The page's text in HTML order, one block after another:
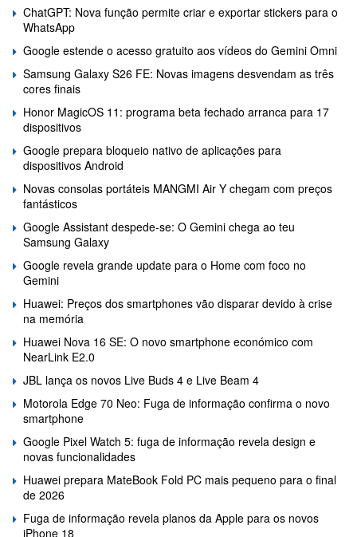
ChatGPT: Nova função permite criar e exportar stickers para o
WhatsApp
Google estende o acesso gratuito aos vídeos do Gemini Omni
Samsung Galaxy S26 FE: Novas imagens desvendam as três
cores finais
Honor MagicOS 11: programa beta fechado arranca para 17
dispositivos
Google prepara bloqueio nativo de aplicações para
dispositivos Android
Novas consolas portáteis MANGMI Air Y chegam com preços
fantásticos
Google Assistant despede-se: O Gemini chega ao teu
Samsung Galaxy
Google revela grande update para o Home com foco no
Gemini
Huawei: Preços dos smartphones vão disparar devido à crise
na memória
Huawei Nova 16 SE: O novo smartphone económico com
NearLink E2.0
JBL lança os novos Live Buds 4 e Live Beam 4
Motorola Edge 70 Neo: Fuga de informação confirma o novo
smartphone
Google Pixel Watch 5: fuga de informação revela design e
novas funcionalidades
Huawei prepara MateBook Fold PC mais pequeno para o final
de 2026
Fuga de informação revela planos da Apple para os novos
iPhone 18